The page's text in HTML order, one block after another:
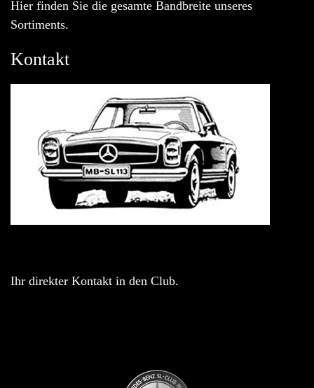
Hier finden Sie die gesamte Bandbreite unseres
Sortiments.
Kontakt
Ihr direkter Kontakt in den Club.